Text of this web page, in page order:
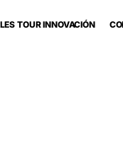
TOUR INNOVACIÓN